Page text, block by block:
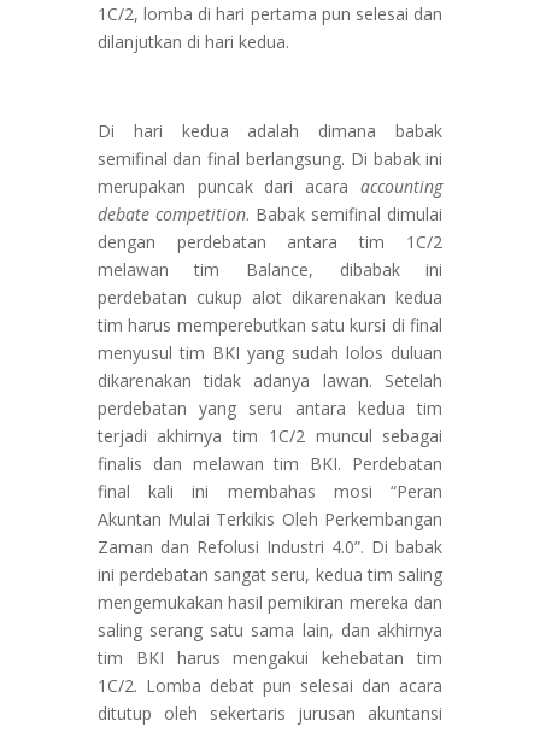
1C/2, lomba di hari pertama pun selesai dan
dilanjutkan di hari kedua.
Di hari kedua adalah dimana babak
semifinal dan final berlangsung. Di babak ini
merupakan puncak dari acaraaccounting
debate competition. Babak semifinal dimulai
dengan perdebatan antara tim 1C/2
melawan tim Balance, dibabak ini
perdebatan cukup alot dikarenakan kedua
tim harus memperebutkan satu kursi di final
menyusul tim BKI yang sudah lolos duluan
dikarenakan tidak adanya lawan. Setelah
perdebatan yang seru antara kedua tim
terjadi akhirnya tim 1C/2 muncul sebagai
finalis dan melawan tim BKI. Perdebatan
final kali ini membahas mosi “Peran
Akuntan Mulai Terkikis Oleh Perkembangan
Zaman dan Refolusi Industri 4.0”. Di babak
ini perdebatan sangat seru, kedua tim saling
mengemukakan hasil pemikiran mereka dan
saling serang satu sama lain, dan akhirnya
tim BKI harus mengakui kehebatan tim
1C/2. Lomba debat pun selesai dan acara
ditutup oleh sekertaris jurusan akuntansi